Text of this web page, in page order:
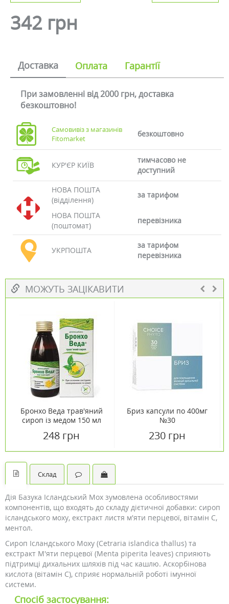
342 грн
Доставка Оплата Гарантії
При замовленні від 2000 грн, доставка
безкоштовно!
Самовивіз з магазинів
Fitomarket
безкоштовно
КУР'ЄР КИЇВ
тимчасово не
доступний
НОВА ПОШТА
(відділення)
за тарифом
НОВА ПОШТА
(поштомат)
перевізника
УКРПОШТА
за тарифом
перевізника
МОЖУТЬ ЗАЦІКАВИТИ
Бронхо Веда трав'яний
сироп із медом 150 мл
248 грн
Бриз капсули по 400мг
№30
230 грн
Склад
Дія Базука Ісландський Мох зумовлена особливостями
компонентів, що входять до складу дієтичної добавки: сироп
ісландського моху, екстракт листя м'яти перцевої, вітамін С,
ментол.
Сироп Ісландського Моху (Cetraria islandica thallus) та
екстракт М'яти перцевої (Menta piperita leaves) сприяють
підтримці дихальних шляхів під час кашлю. Аскорбінова
кислота (вітамін С), сприяє нормальній роботі імунної
системи.
Спосіб застосування: